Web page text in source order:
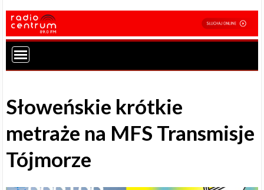
Słoweńskie krótkie
metraże na MFS Transmisje
Tójmorze